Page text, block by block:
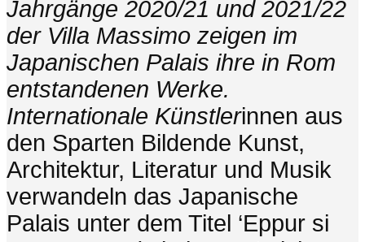
Jahrgänge 2020/21 und 2021/22
der Villa Massimo zeigen im
Japanischen Palais ihre in Rom
entstandenen Werke.
Internationale Künstlerinnen aus
den Sparten Bildende Kunst,
Architektur, Literatur und Musik
verwandeln das Japanische
Palais unter dem Titel ‘Eppur si